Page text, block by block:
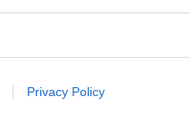
Privacy Policy